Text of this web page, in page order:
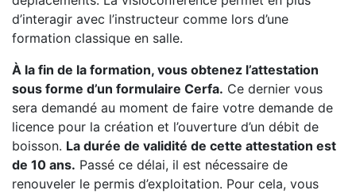
d’interagir avec l’instructeur comme lors d’une
formation classique en salle.
À la fin de la formation, vous obtenez l’attestation
sous forme d’un formulaire Cerfa. Ce dernier vous
sera demandé au moment de faire votre demande de
licence pour la création et l’ouverture d’un débit de
boisson. La durée de validité de cette attestation est
de 10 ans. Passé ce délai, il est nécessaire de
renouveler le permis d’exploitation. Pour cela, vous